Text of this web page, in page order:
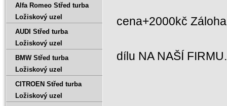
cena+2000kč
dílu NA NAŠÍ
Alfa Romeo Střed turba
Ložiskový uzel
AUDI Střed turba
Ložiskový uzel
BMW Střed turba
Ložiskový uzel
CITROEN Střed turba
Ložiskový uzel